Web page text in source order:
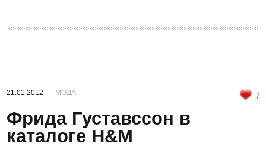
21.01.2012 МОДА 7
Фрида Густавссон в
каталоге H&M